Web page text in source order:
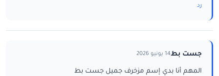
رد
جست بط14 يونيو 2026
المهم أنا بدي إسم مزخرف جميل جست بط